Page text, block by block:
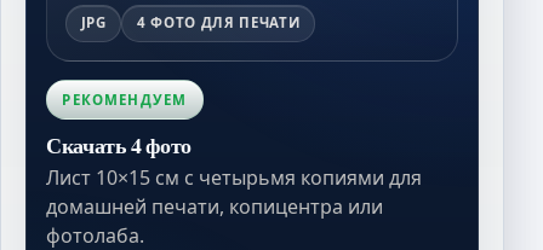
JPG 4 ФОТО ДЛЯ ПЕЧАТИ
РЕКОМЕНДУЕМ
Скачать 4 фото
Лист 10×15 см с четырьмя копиями для
домашней печати, копицентра или
фотолаба.